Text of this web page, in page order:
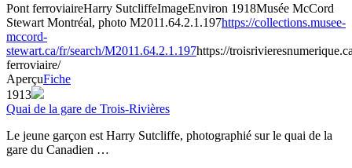
Pont ferroviaireHarry SutcliffeImageEnviron 1918Musée McCord
Stewart Montréal, photo M2011.64.2.1.197https://collections.musee-
mccord-
stewart.ca/fr/search/M2011.64.2.1.197https://
ferroviaire/
AperçuFiche
1913
Quai de la gare de Trois-Rivières
Le jeune garçon est Harry Sutcliffe, photographié sur le quai de la
gare du Canadien …